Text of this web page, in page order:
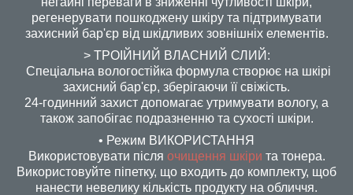
регенерувати пошкоджену шкіру та підтримувати
захисний бар'єр від шкідливих зовнішніх елементів.
> ТРОІЙНИЙ ВЛАСНИЙ СЛИЙ:
Спеціальна вологостійка формула створює на шкірі
захисний бар'єр, зберігаючи її свіжість.
24-годинний захист допомагає утримувати вологу, а
також запобігає подразненню та сухості шкіри.
• Режим ВИКОРИСТАННЯ
Використовувати після очищення шкіри та тонера.
Використовуйте піпетку, що входить до комплекту, щоб
нанести невелику кількість продукту на обличчя.